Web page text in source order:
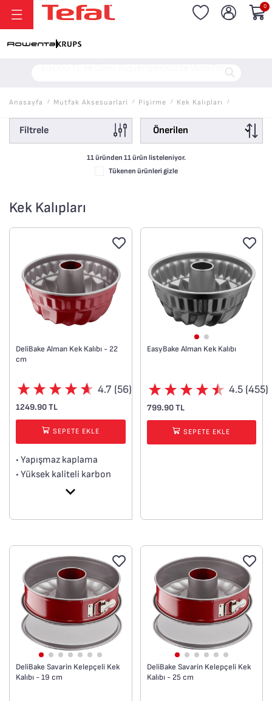
20.000 TL ve Üzeri Alışverişlerinizde Vade Farksız 6 Taksit!
0
Anasayfa / Mutfak Aksesuarlari / Pi̇şi̇rme / Kek Kalıpları /
Filtrele
11 üründen 11ürün listeleniyor.
Tükenen ürünleri gizle
Kek Kalıpları
DeliBake Alman Kek Kalıbı - 22
cm
4.7 (56)
1249.90 TL
SEPETE EKLE
• Yapışmaz kaplama
• Yüksek kaliteli karbon
EasyBake Alman Kek Kalıbı
4.5 (455)
799.90 TL
SEPETE EKLE
DeliBake Savarin Kelepçeli Kek
Kalıbı - 19 cm
DeliBake Savarin Kelepçeli Kek
Kalıbı - 25 cm